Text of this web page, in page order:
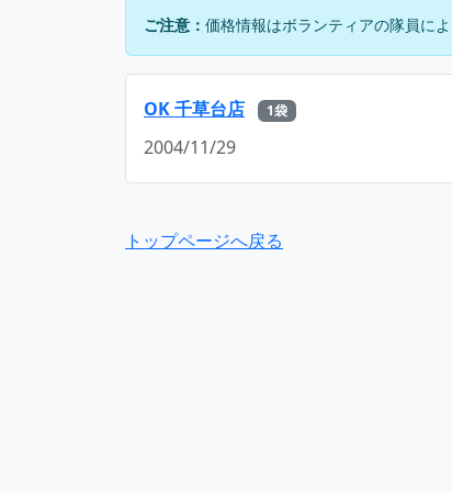
ご注意： 価格情報はボランティアの隊員に
OK 千草台店 1袋
2004/11/29
トップページへ戻る